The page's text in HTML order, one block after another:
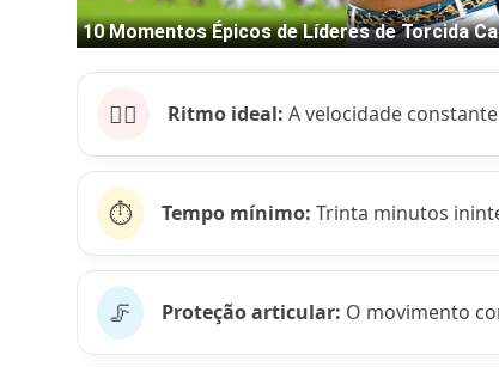
🏃‍♂️ Ritmo ideal: A velocidade
⏱️ Tempo mínimo: Trinta minutos
🦵 Proteção articular: O movimento